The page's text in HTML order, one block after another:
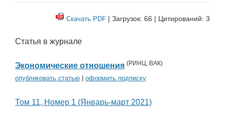
Скачать PDF | Загрузок: 66 | Цитирований: 3
Статья в журнале
Экономические отношения (РИНЦ, ВАК)
опубликовать статью оформить подписку
Том 11, Номер 1 (Январь-март 2021)